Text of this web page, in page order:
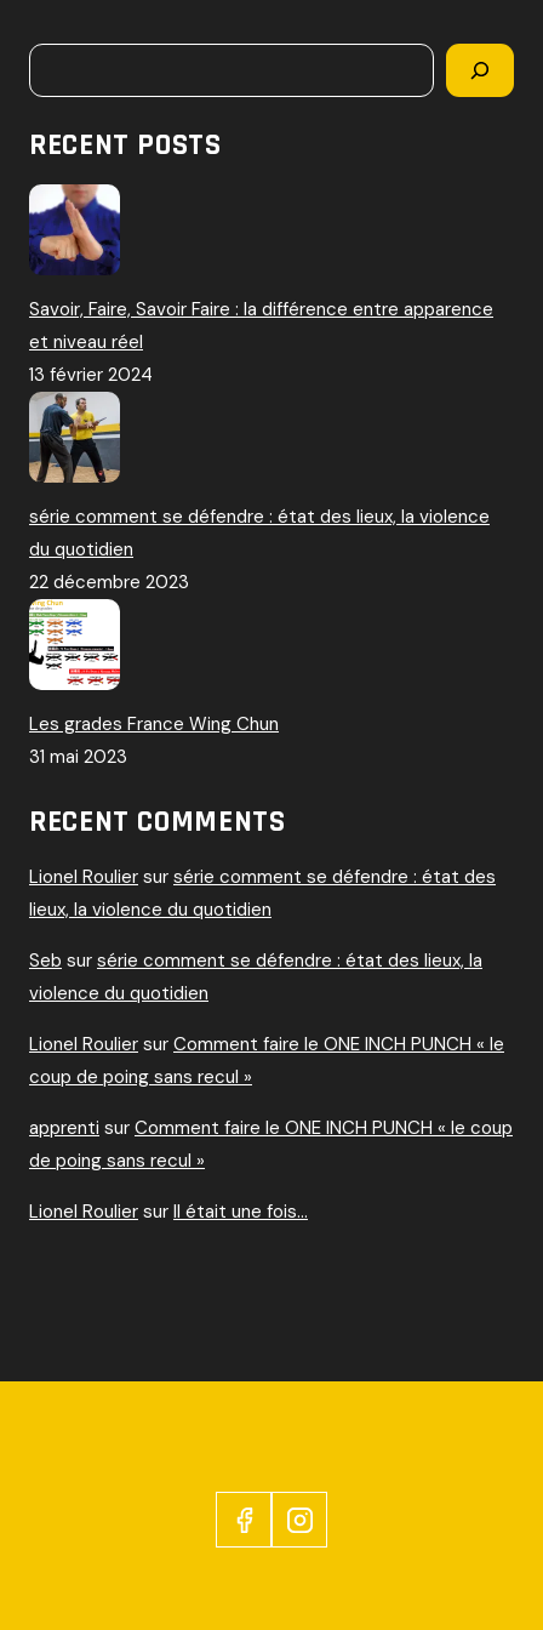
r
Rechercher
RECENT POSTS
Savoir, Faire, Savoir Faire : la différence entre apparence
et niveau réel
13 février 2024
série comment se défendre : état des lieux, la violence
du quotidien
22 décembre 2023
Les grades France Wing Chun
31 mai 2023
RECENT COMMENTS
Lionel Roulier sur série comment se défendre : état des
lieux, la violence du quotidien
Seb sur série comment se défendre : état des lieux, la
violence du quotidien
Lionel Roulier sur Comment faire le ONE INCH PUNCH « le
coup de poing sans recul »
apprenti sur Comment faire le ONE INCH PUNCH « le coup
de poing sans recul »
Lionel Roulier sur Il était une fois…